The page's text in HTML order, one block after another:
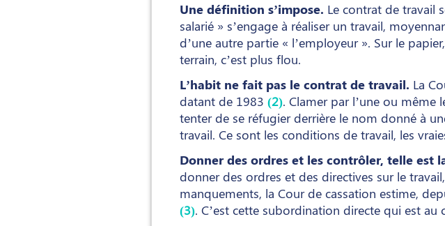
Une définition s’impose. Le contrat de travail
salarié » s’engage à réaliser un travail,
d’une autre partie « l’employeur ». Sur le
terrain, c’est plus flou.
L’habit ne fait pas le contrat de travail. La
datant de 1983 (2). Clamer par l’une ou même
tenter de se réfugier derrière le nom donné à
travail. Ce sont les conditions de travail, les
Donner des ordres et les contrôler, telle est
donner des ordres et des directives sur le
manquements, la Cour de cassation estime,
(3). C’est cette subordination directe qui est